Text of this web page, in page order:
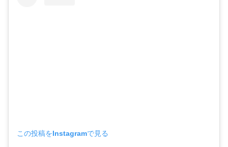
この投稿をInstagramで見る